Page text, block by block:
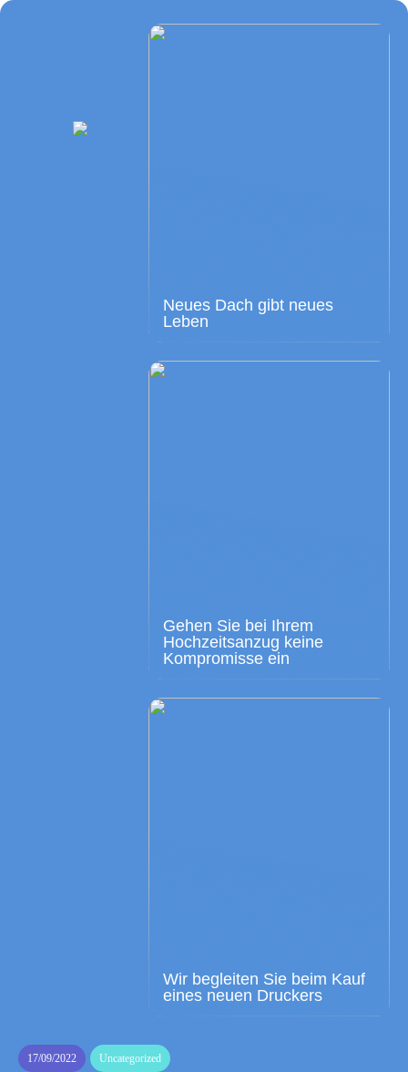
Neues Dach gibt neues
Leben
Gehen Sie bei Ihrem
Hochzeitsanzug keine
Kompromisse ein
Wir begleiten Sie beim Kauf
eines neuen Druckers
17/09/2022 Uncategorized